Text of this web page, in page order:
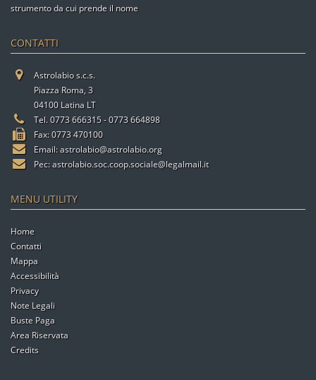
strumento da cui prende il nome
CONTATTI
Astrolabio s.c.s.
Piazza Roma, 3
04100 Latina LT
Tel. 0773 666315 - 0773 664898
Fax: 0773 470100
Email:astrolabio@astrolabio.org
Pec:astrolabio.soc.coop.sociale@legalmail.it
MENU UTILITY
Home
Contatti
Mappa
Accessibilità
Privacy
Note Legali
Buste Paga
Area Riservata
Credits